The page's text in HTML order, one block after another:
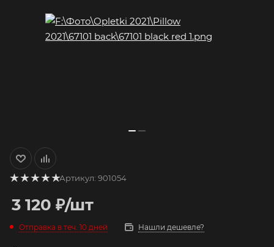
Артикул: 901054
3 120 ₽/шт
Отправка в теч. 10 дней Нашли дешевле?